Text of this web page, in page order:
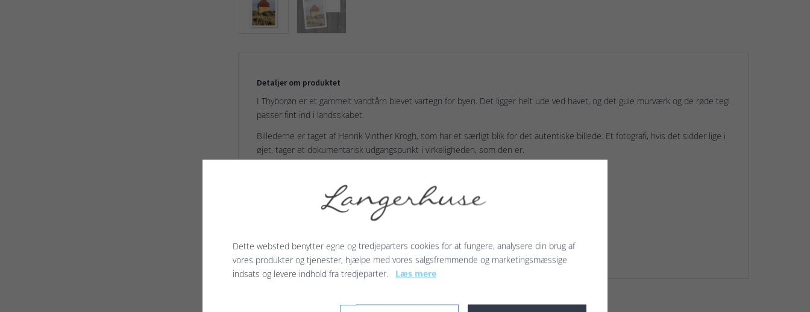
Detaljer om produktet
I Thyborøn er et gammelt vandtårn blevet vartegn for byen. Det ligger helt ude ved havet, og det gule murværk og de røde tegl
passer fint ind i landsskabet.
Billederne er taget af Henrik Vinther Krogh, som har et særligt blik for det autentiske billede. Et fotografi, hvis det sidder lige i
øjet, tager et dokumentarisk udgangspunkt i virkeligheden, som den er.
Serie: Vestjyske motiver
Tryk: Tryk udvendig - blank indvendig
Papirkvalitet: 250g - Ubehandlet papir
Indpakning: Pakket i cellofanpose
Dette websted benytter egne og tredjeparters cookies for at fungere, analysere din brug af
vores produkter og tjenester, hjælpe med vores salgsfremmende og marketingsmæssige
indsats og levere indhold fra tredjeparter. Læs mere